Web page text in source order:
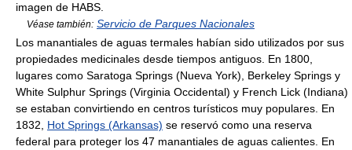
imagen de HABS.
Véase también: Servicio de Parques Nacionales
Los manantiales de aguas termales habían sido utilizados por sus
propiedades medicinales desde tiempos antiguos. En 1800,
lugares como Saratoga Springs (Nueva York), Berkeley Springs y
White Sulphur Springs (Virginia Occidental) y French Lick (Indiana)
se estaban convirtiendo en centros turísticos muy populares. En
1832, Hot Springs (Arkansas) se reservó como una reserva
federal para proteger los 47 manantiales de aguas calientes. En